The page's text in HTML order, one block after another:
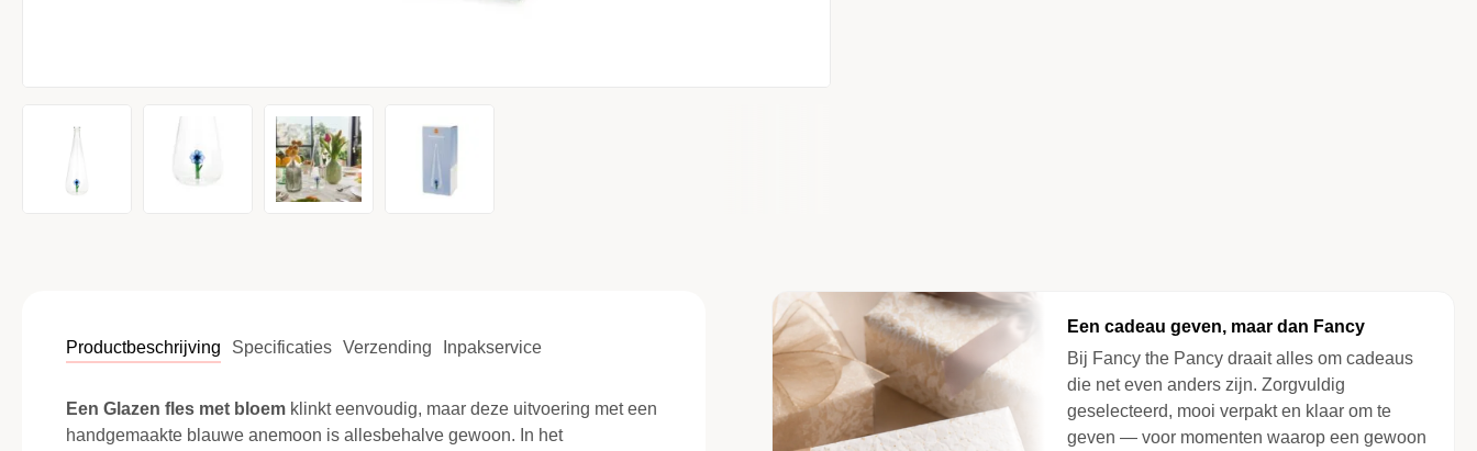
Productbeschrijving Specificaties Verzending Inpakservice
Een Glazen fles met bloem klinkt eenvoudig, maar deze uitvoering met een
handgemaakte blauwe anemoon is allesbehalve gewoon. In het
Een cadeau geven, maar dan Fancy
Bij Fancy the Pancy draait alles om cadeaus
die net even anders zijn. Zorgvuldig
geselecteerd, mooi verpakt en klaar om te
geven — voor momenten waarop een gewoon